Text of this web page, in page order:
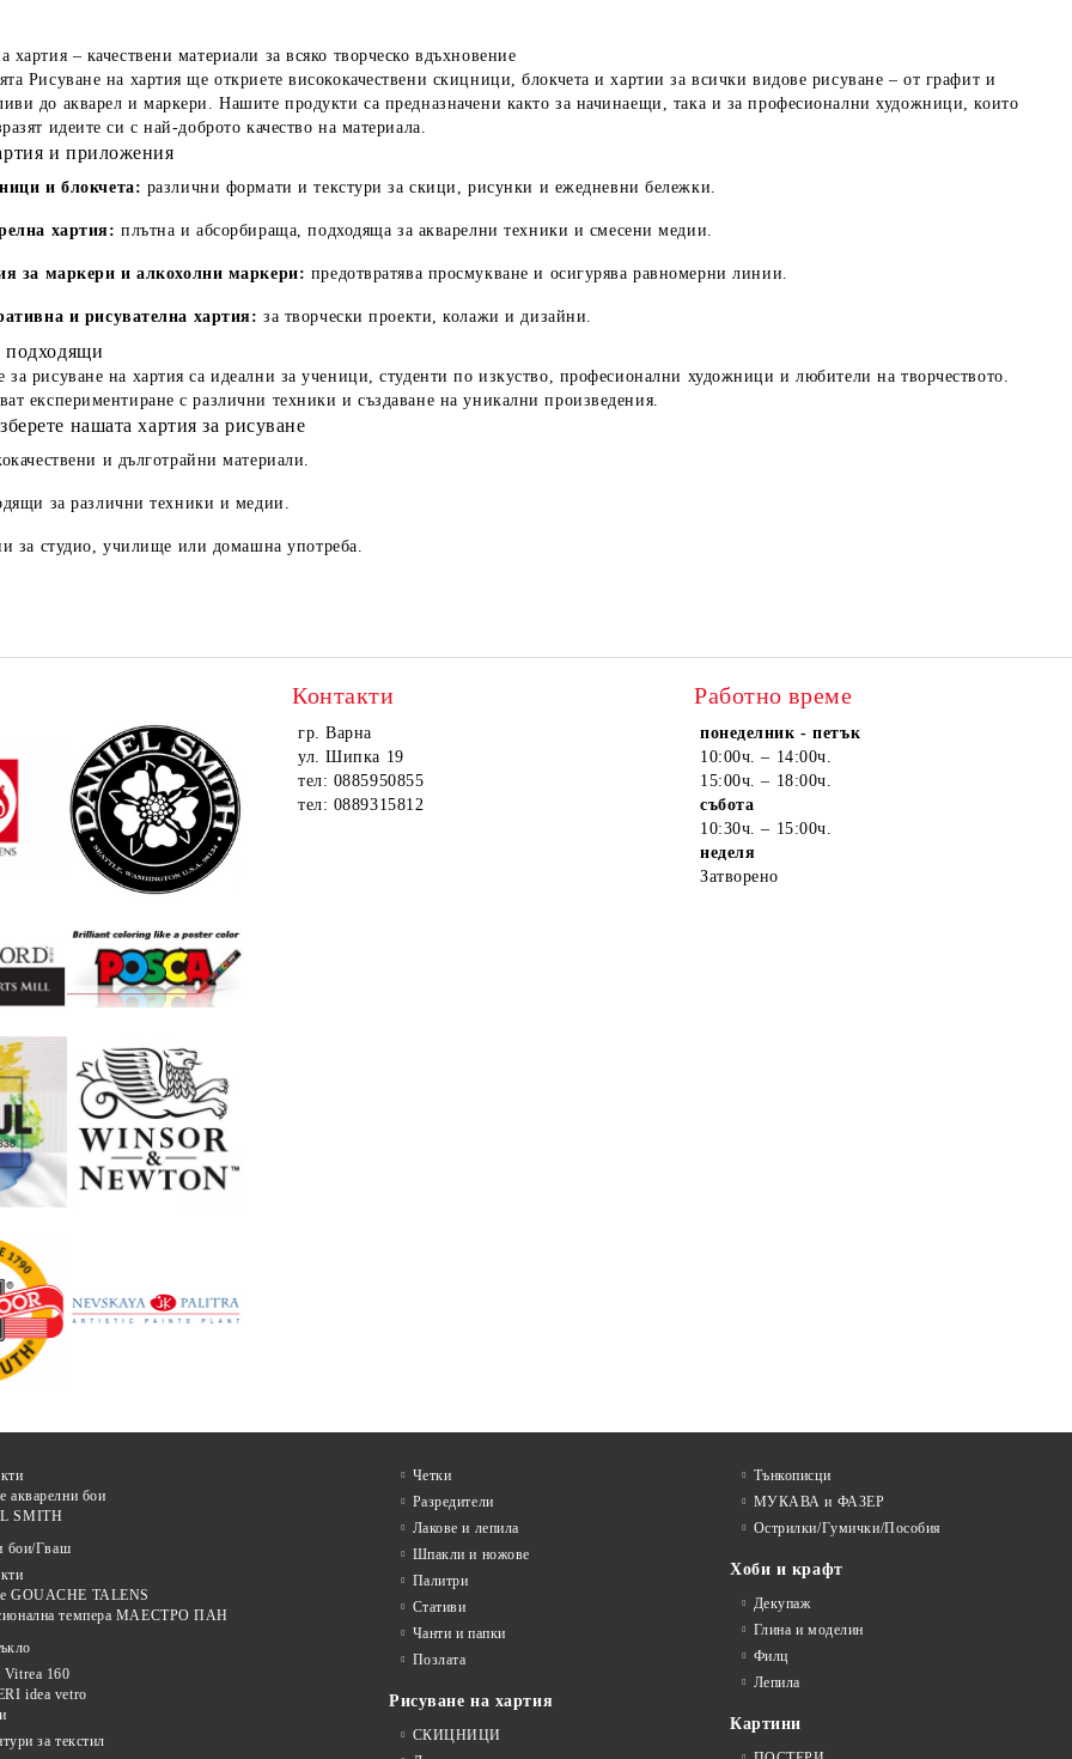
хартия – качествени материали за всяко творческо вдъхновение
Рисуване на хартия ще откриете висококачествени скицници, блокчета и хартии за всички видове рисуване – от графит и
до акварел и маркери. Нашите продукти са предназначени както за начинаещи, така и за професионални художници, които
идеите си с най-доброто качество на материала.
и приложения
и блокчета: различни формати и текстури за скици, рисунки и ежедневни бележки.
хартия: плътна и абсорбираща, подходяща за акварелни техники и смесени медии.
за маркери и алкохолни маркери: предотвратява просмукване и осигурява равномерни линии.
и рисувателна хартия: за творчески проекти, колажи и дизайни.
подходящи
за рисуване на хартия са идеални за ученици, студенти по изкуство, професионални художници и любители на творчеството.
експериментиране с различни техники и създаване на уникални произведения.
нашата хартия за рисуване
и дълготрайни материали.
за различни техники и медии.
за студио, училище или домашна употреба.
Контакти
гр. Варна
ул. Шипка 19
тел: 0885950855
тел: 0889315812
Работно време
понеделник - петък
10:00ч. – 14:00ч.
15:00ч. – 18:00ч.
събота
10:30ч. – 15:00ч.
неделя
Затворено
акварелни бои
SMITH
бои/Гваш
GOUACHE TALENS
темпера МАЕСТРО ПАН
Vitrea 160
idea vetro
за текстил
Четки
Разредители
Лакове и лепила
Шпакли и ножове
Палитри
Стативи
Чанти и папки
Позлата
Рисуване на хартия
СКИЦНИЦИ
Тънкописци
МУКАВА и ФАЗЕР
Острилки/Гумички/Пособия
Хоби и крафт
Декупаж
Глина и моделин
Филц
Лепила
Картини